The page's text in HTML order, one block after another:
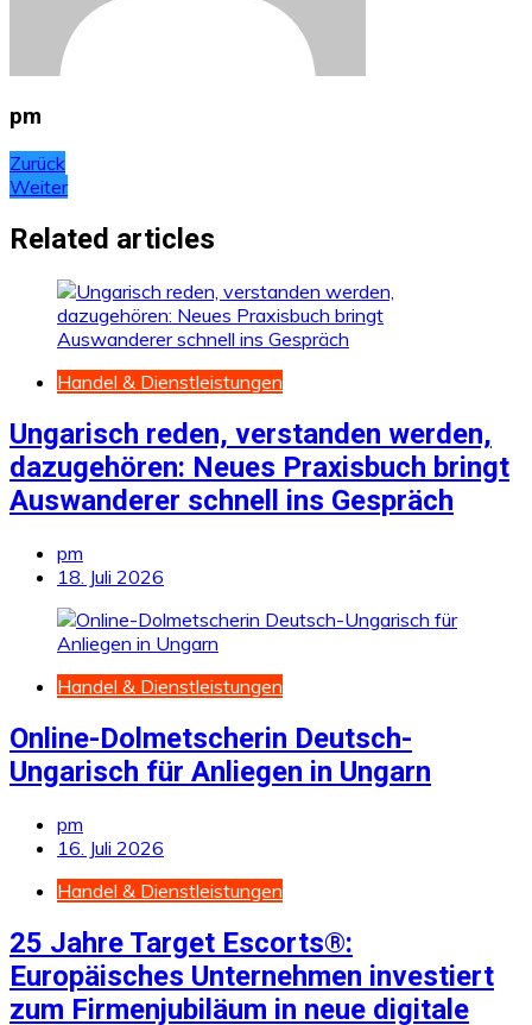
pm
Beitragsnavigation
Zurück
Weiter
Related articles
Handel & Dienstleistungen
Ungarisch reden, verstanden werden,
dazugehören: Neues Praxisbuch bringt
Auswanderer schnell ins Gespräch
pm
18. Juli 2026
Handel & Dienstleistungen
Online-Dolmetscherin Deutsch-
Ungarisch für Anliegen in Ungarn
pm
16. Juli 2026
Handel & Dienstleistungen
25 Jahre Target Escorts®:
Europäisches Unternehmen investiert
zum Firmenjubiläum in neue digitale